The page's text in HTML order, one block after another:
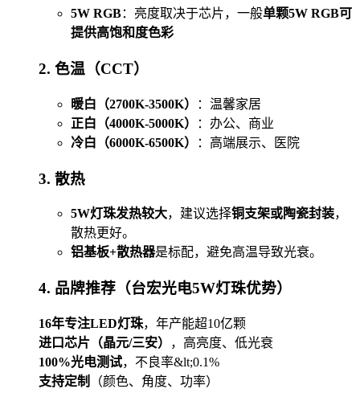
5W RGB：亮度取决于芯片，一般单颗5W RGB可
提供高饱和度色彩
2. 色温（CCT）
暖白（2700K-3500K）
：温馨家居
正白（4000K-5000K）
：办公、商业
冷白（6000K-6500K）
：高端展示、医院
3. 散热
5W灯珠发热较大，建议选择铜支架或陶瓷封装，
散热更好。
铝基板+散热器是标配，避免高温导致光衰。
4. 品牌推荐（台宏光电5W灯珠优势）
16年专注LED灯珠，年产能超10亿颗
进口芯片（晶元/三安）
，高亮度、低光衰
100%光电测试，不良率&lt;0.1%
支持定制
（颜色、角度、功率）